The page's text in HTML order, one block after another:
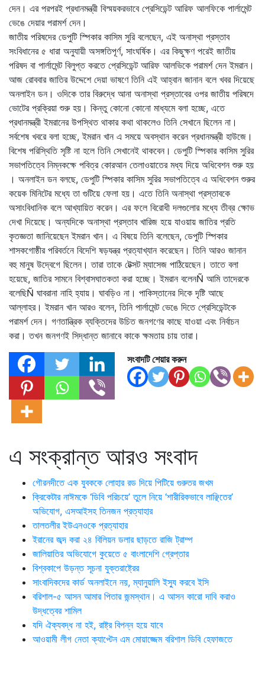
দেন। এর পরপরই প্রধানমন্ত্রী বিস্ময়করভাবে প্রেসিডেন্ট আরিফ আলফিকে পার্লামেন্ট
ভেঙে দেয়ার পরামর্শ দেন।
জাতীয় পরিষদের ডেপুটি স্পিকার কাসিম সুরি বলেছেন, এই অনাস্থা প্রস্তাব
সংবিধানের ৫ ধারা অনুযায়ী অসঙ্গতিপূর্ণ, সাংঘর্ষিক। এর কিছুক্ষণ পরেই জাতীয়
পরিষদ বা পার্লামেন্ট বিলুপ্ত করতে প্রেসিডেন্ট আরিফ আলভিকে পরামর্শ দেন ইমরান।
আজ রোববার জাতির উদ্দেশে দেয়া ভাষণে তিনি এই আহ্বান জানান বলে খবর দিয়েছে
অনলাইন ডন। ওদিকে তার বিরুদ্ধে আনা অনাস্থা প্রস্তাবের ওপর জাতীয় পরিষদে
ভোটের প্রক্রিয়া শুরু হয়। কিন্তু কোনো কোনো মাধ্যমে বলা হচ্ছে, এতে
প্রধানমন্ত্রী ইমরানের উপস্থিত থাকার কথা থাকলেও তিনি সেখানে ছিলেন না।
সর্বশেষ খবরে বলা হচ্ছে, ইমরান খান এ সময়ে অবস্থান করেন প্রধানমন্ত্রী হাউজে।
বিশেষ পরিস্থিতি সৃষ্টি না হলে তিনি সেখানেই থাকবেন। ডেপুটি স্পিকার কাসিম সুরির
সভাপতিত্বে নিম্নকক্ষে পবিত্র কোরআন তেলাওয়াতের মধ্য দিয়ে অধিবেশন শুরু হয়
। অনলাইন ডন বলছে, ডেপুটি স্পিকার কাসিম সুরির সভাপতিত্বে এ অধিবেশন শুরুর
কয়েক মিনিটের মধ্যে তা গুটিয়ে ফেলা হয়। এতে তিনি অনাস্থা প্রস্তাবকে
অসাংবিধানিক বলে আখ্যায়িত করেন। এর ফলে বিরোধী দলগুলোর মধ্যে তীব্র ক্ষোভ
দেখা দিয়েছে। অন্যদিকে অনাস্থা প্রস্তাব খারিজ হয়ে যাওয়ায় জাতির প্রতি
কৃতজ্ঞতা জানিয়েছেন ইমরান খান। এ বিষয়ে তিনি বলেছেন, ডেপুটি স্পিকার
শাসকগোষ্ঠীর পরিবর্তনে বিদেশি ষড়যন্ত্র প্রত্যাখ্যান করেছেন। তিনি আরও জানান
বহু মানুষ উদ্বেগে ছিলেন। তারা তাকে টেক্সট ম্যাসেজ পাঠিয়েছেন। তাতে বলা
হয়েছে, জাতির সামনে বিশ্বাসঘাতকতা করা হচ্ছে। ইমরান বলেনÑ আমি তাদেরকে
বলেছিÑ ঘাবরানা নাহি হ্যায়। ঘাবড়িও না। পাকিস্তানের দিকে দৃষ্টি আছে
আল্লাহর। ইমরান খান আরও বলেন, তিনি পার্লামেন্ট ভেঙে দিতে প্রেসিডেন্টকে
পরামর্শ দেন। গণতান্ত্রিক ব্যক্তিদের উচিত জনগণের কাছে যাওয়া এবং নির্বাচন
করা। তখন জনগণই সিদ্ধান্ত জানাবে কাকে ক্ষমতায় চায় তারা।
সংবাদটি শেয়ার করুন
এ সংক্রান্ত আরও সংবাদ
গৌরনদীতে এক যুবককে লোহার রড দিয়ে পিটিয়ে গুরুতর জখম
ক্রিকেটার নাঈমকে ‘ডিবি পরিচয়ে’ তুলে নিয়ে ‘শারীরিকভাবে লাঞ্ছিতের’
অভিযোগ, এসআইসহ তিনজন প্রত্যাহার
তালতলীর ইউএনওকে প্রত্যাহার
ইরানের জব্দ করা ২৪ বিলিয়ন ডলার ছাড়তে রাজি ট্রাম্প
জালিয়াতির অভিযোগে কুয়েতে ৫ বাংলাদেশি গ্রেপ্তার
বিশ্বকাপে উড়ন্ত সূচনা যুক্তরাষ্ট্রের
সাংবাদিকদের কার্ড অনলাইনে নয়, ম্যানুয়ালি ইস্যু করবে ইসি
বরিশাল-৫ আসন আমার পিতার জন্মস্থান। এ আসন কারো দাবি করাও
উদ্ধত্বের শামিল
যদি ঐক্যবদ্ধ না হই, রাষ্ট্র বিপন্ন হয়ে যাবে
আওয়ামী লীগ নেতা ক্যাপ্টেন এম মোয়াজ্জেম বরিশাল ডিবি হেফাজতে